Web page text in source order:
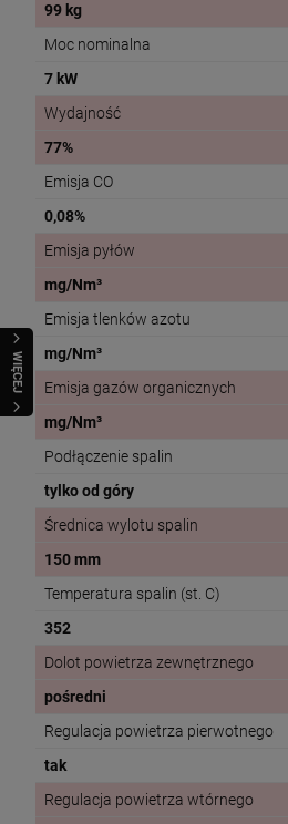
WIĘCEJ
99 kg
Moc nominalna
7 kW
Wydajność
77%
Emisja CO
0,08%
Emisja pyłów
mg/Nm³
Emisja tlenków azotu
mg/Nm³
Emisja gazów organicznych
mg/Nm³
Podłączenie spalin
tylko od góry
Średnica wylotu spalin
150 mm
Temperatura spalin (st. C)
352
Dolot powietrza zewnętrznego
pośredni
Regulacja powietrza pierwotnego
tak
Regulacja powietrza wtórnego